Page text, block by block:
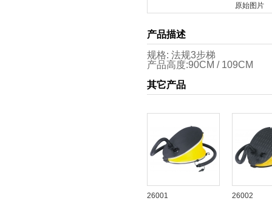
原始图片
产品描述
规格: 法规3步梯
产品高度:90CM / 109CM
其它产品
26001 26002